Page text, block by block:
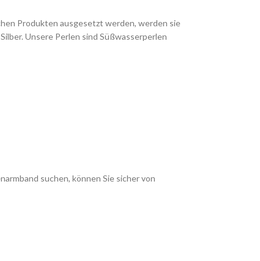
Produkten ausgesetzt werden, werden sie
Unsere Perlen sind Süßwasserperlen
suchen, können Sie sicher von